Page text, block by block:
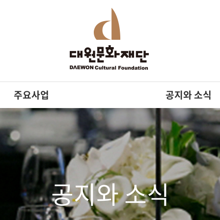
주요사업 공지와 소식
공지와 소식